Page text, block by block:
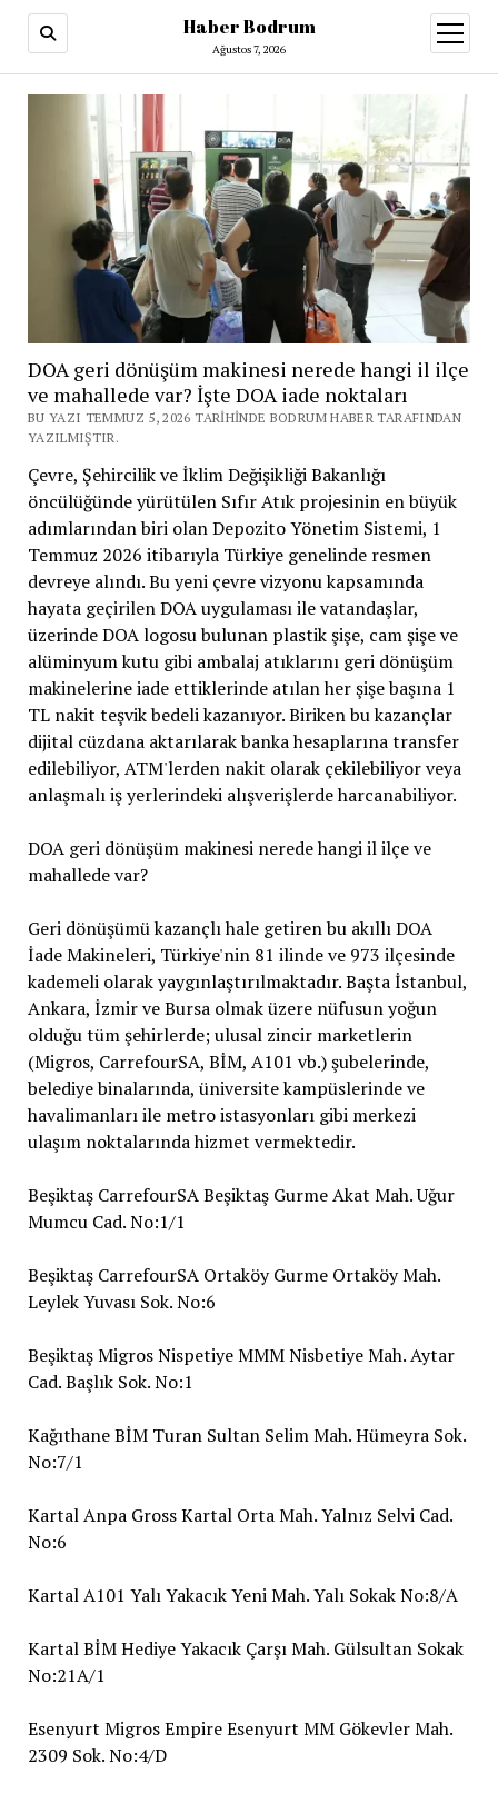
Haber Bodrum
Ağustos 7, 2026
aç
DOA geri dönüşüm makinesi nerede hangi il ilçe
ve mahallede var? İşte DOA iade noktaları
BU YAZI TEMMUZ 5, 2026 TARIHINDE BODRUM HABER TARAFINDAN
YAZILMIŞTIR.
Çevre, Şehircilik ve İklim Değişikliği Bakanlığı
öncülüğünde yürütülen Sıfır Atık projesinin en büyük
adımlarından biri olan Depozito Yönetim Sistemi, 1
Temmuz 2026 itibarıyla Türkiye genelinde resmen
devreye alındı. Bu yeni çevre vizyonu kapsamında
hayata geçirilen DOA uygulaması ile vatandaşlar,
üzerinde DOA logosu bulunan plastik şişe, cam şişe ve
alüminyum kutu gibi ambalaj atıklarını geri dönüşüm
makinelerine iade ettiklerinde atılan her şişe başına 1
TL nakit teşvik bedeli kazanıyor. Biriken bu kazançlar
dijital cüzdana aktarılarak banka hesaplarına transfer
edilebiliyor, ATM'lerden nakit olarak çekilebiliyor veya
anlaşmalı iş yerlerindeki alışverişlerde harcanabiliyor.
DOA geri dönüşüm makinesi nerede hangi il ilçe ve
mahallede var?
Geri dönüşümü kazançlı hale getiren bu akıllı DOA
İade Makineleri, Türkiye'nin 81 ilinde ve 973 ilçesinde
kademeli olarak yaygınlaştırılmaktadır. Başta İstanbul,
Ankara, İzmir ve Bursa olmak üzere nüfusun yoğun
olduğu tüm şehirlerde; ulusal zincir marketlerin
(Migros, CarrefourSA, BİM, A101 vb.) şubelerinde,
belediye binalarında, üniversite kampüslerinde ve
havalimanları ile metro istasyonları gibi merkezi
ulaşım noktalarında hizmet vermektedir.
Beşiktaş CarrefourSA Beşiktaş Gurme Akat Mah. Uğur
Mumcu Cad. No:1/1
Beşiktaş CarrefourSA Ortaköy Gurme Ortaköy Mah.
Leylek Yuvası Sok. No:6
Beşiktaş Migros Nispetiye MMM Nisbetiye Mah. Aytar
Cad. Başlık Sok. No:1
Kağıthane BİM Turan Sultan Selim Mah. Hümeyra Sok.
No:7/1
Kartal Anpa Gross Kartal Orta Mah. Yalnız Selvi Cad.
No:6
Kartal A101 Yalı Yakacık Yeni Mah. Yalı Sokak No:8/A
Kartal BİM Hediye Yakacık Çarşı Mah. Gülsultan Sokak
No:21A/1
Esenyurt Migros Empire Esenyurt MM Gökevler Mah.
2309 Sok. No:4/D